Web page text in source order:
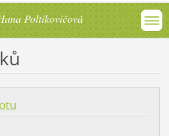
Poltikovičová